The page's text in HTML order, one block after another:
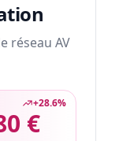
réseau AV
+28.6%
€